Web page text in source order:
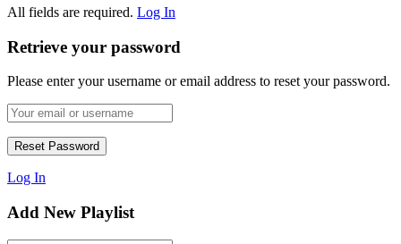
All fields are required. Log In
Retrieve your password
Please enter your username or email address to reset your password.
Log In
Add New Playlist